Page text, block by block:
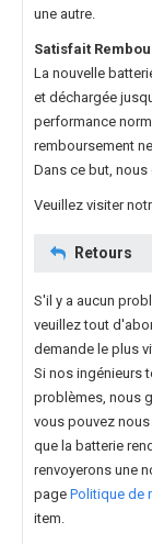
une autre.
Satisfait
La nouvelle
et déchargée
performance
remboursement
Dans ce but, nous
Veuillez visiter
Retours
S'il y a aucun
veuillez tout
demande le plus
Si nos ingénieurs
problèmes, nous
vous pouvez
que la batterie
renvoyerons une
page Politique de
item.